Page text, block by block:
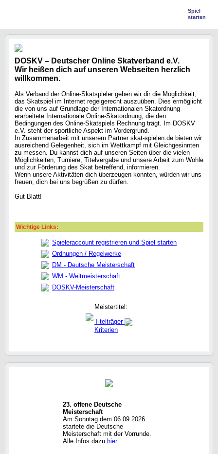
Spiel
starten
DOSKV – Deutscher Online Skatverband e.V.
Wir heißen dich auf unseren Webseiten herzlich
willkommen.
Als Verband der Online-Skatspieler geben wir dir die Möglichkeit,
das Skatspiel im Internet regelgerecht auszuüben. Dies ermöglicht
die von uns auf Grundlage der Internationalen Skatordnung
erarbeitete Internationale Online-Skatordnung, die den
Bedingungen des Online-Skatspiels Rechnung trägt. Im DOSKV
e.V. steht der sportliche Aspekt im Vordergrund.
In Zusammenarbeit mit unserem Partner skat-spielen.de bieten wir
ausreichend Gelegenheit, sich im Wettkampf mit Gleichgesinnten
zu messen. Du kannst dich auf unseren Seiten über die vielen
Möglichkeiten, Turniere, Titelvergabe und unsere Arbeit zum Wohle
und zur Förderung des Skat betreffend, informieren.
Wenn unsere Aktivitäten dich überzeugen konnten, würden wir uns
freuen, dich bei uns begrüßen zu dürfen.
Gut Blatt!
Wichtige Links:
Spieleraccount registrieren und Spiel starten
Ordnungen / Regelwerke
DM - Deutsche Meisterschaft
WM - Weltmeisterschaft
DOSKV-Meisterschaft
Meistertitel:
Titelträger
Kriterien
23. offene Deutsche
Meisterschaft
Am Sonntag dem 06.09.2026
startete die Deutsche
Meisterschaft mit der Vorrunde.
Alle Infos dazu hier...